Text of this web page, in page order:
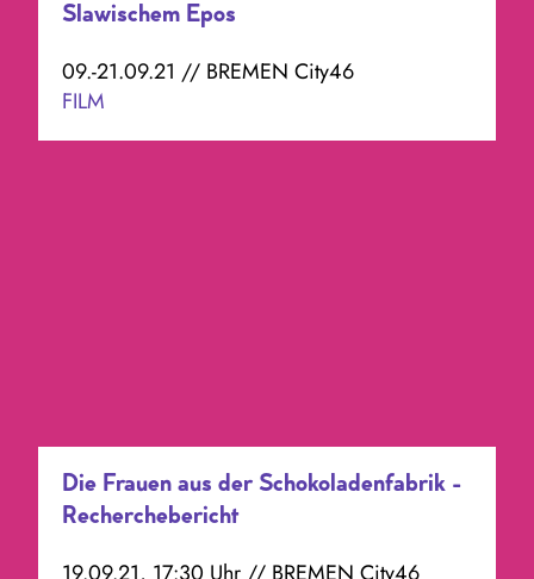
Slawischem Epos
09.-21.09.21 // BREMEN City46
FILM
Die Frauen aus der Schokoladenfabrik -
Recherchebericht